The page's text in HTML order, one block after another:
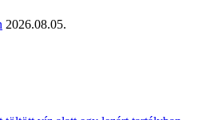
2026.08.05.